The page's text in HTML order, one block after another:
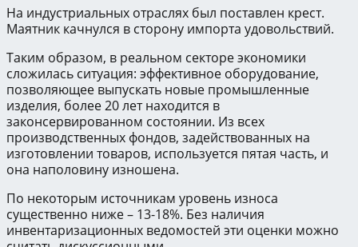
На индустриальных отраслях был поставлен крест.
Маятник качнулся в сторону импорта удовольствий.
Таким образом, в реальном секторе экономики
сложилась ситуация: эффективное оборудование,
позволяющее выпускать новые промышленные
изделия, более 20 лет находится в
законсервированном состоянии. Из всех
производственных фондов, задействованных на
изготовлении товаров, используется пятая часть, и
она наполовину изношена.
По некоторым источникам уровень износа
существенно ниже – 13-18%. Без наличия
инвентаризационных ведомостей эти оценки можно